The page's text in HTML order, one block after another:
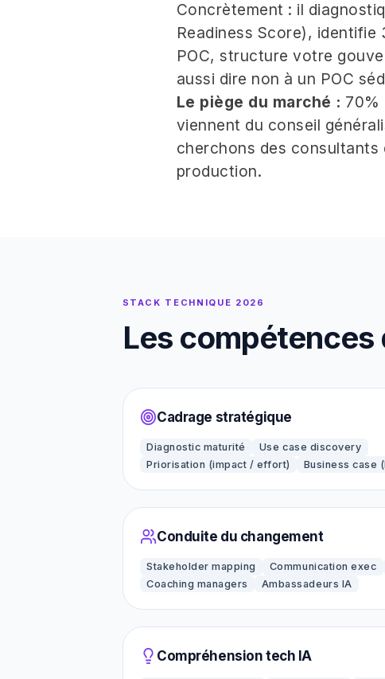
Concrètement : il
Readiness Score),
POC, structure votre
aussi dire non à un POC
Le piège du marché : 70%
viennent du conseil
cherchons des consultants
production.
STACK TECHNIQUE 2026
Les compétences
Cadrage stratégique
Diagnostic maturité
Use case discovery
Priorisation (impact / effort)
Business case
Conduite du changement
Stakeholder mapping Communication exec
Coaching managers
Ambassadeurs IA
Compréhension tech IA